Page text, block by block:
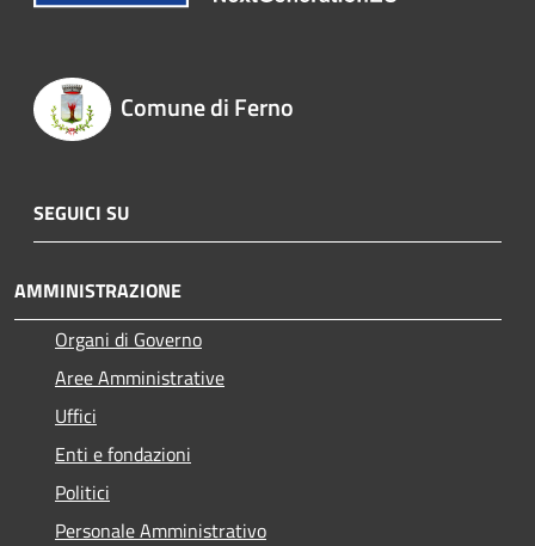
Comune di Ferno
SEGUICI SU
AMMINISTRAZIONE
Organi di Governo
Aree Amministrative
Uffici
Enti e fondazioni
Politici
Personale Amministrativo